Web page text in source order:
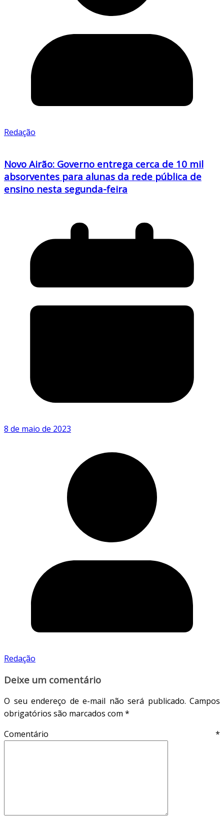
Redação
Novo Airão: Governo entrega cerca de 10 mil
absorventes para alunas da rede pública de
ensino nesta segunda-feira
8 de maio de 2023
Redação
Deixe um comentário
O seu endereço de e-mail não será publicado. Campos
obrigatórios são marcados com *
Comentário *